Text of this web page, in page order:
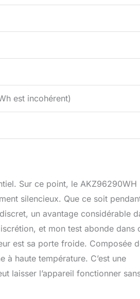
est incohérent)
Sur ce point, le AKZ96290WH
silencieux. Que ce soit
un avantage considérable
et mon test abonde dans
est sa porte froide. Composée
haute température. C’est une
laisser l’appareil fonctionner